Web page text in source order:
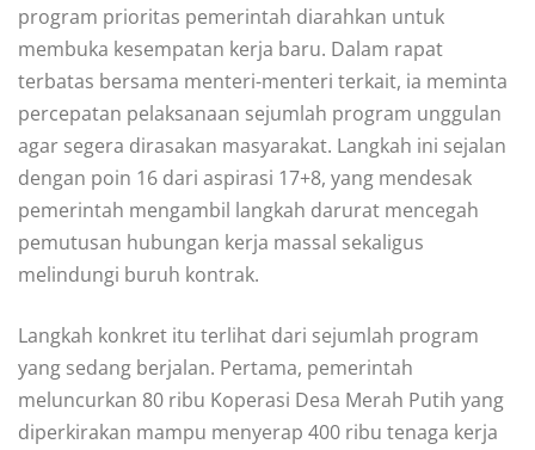
program prioritas pemerintah diarahkan untuk
membuka kesempatan kerja baru. Dalam rapat
terbatas bersama menteri-menteri terkait, ia meminta
percepatan pelaksanaan sejumlah program unggulan
agar segera dirasakan masyarakat. Langkah ini sejalan
dengan poin 16 dari aspirasi 17+8, yang mendesak
pemerintah mengambil langkah darurat mencegah
pemutusan hubungan kerja massal sekaligus
melindungi buruh kontrak.
Langkah konkret itu terlihat dari sejumlah program
yang sedang berjalan. Pertama, pemerintah
meluncurkan 80 ribu Koperasi Desa Merah Putih yang
diperkirakan mampu menyerap 400 ribu tenaga kerja